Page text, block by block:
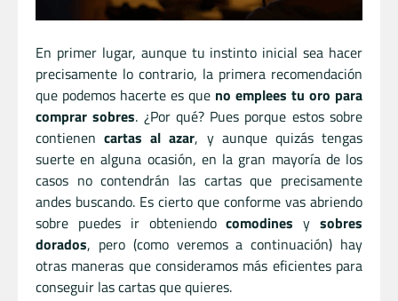
En primer lugar, aunque tu instinto inicial sea hacer
precisamente lo contrario, la primera recomendación
que podemos hacerte es que no emplees tu oro para
comprar sobres. ¿Por qué? Pues porque estos sobre
contienencartas al azar, y aunque quizás tengas
suerte en alguna ocasión, en la gran mayoría de los
casos no contendrán las cartas que precisamente
andes buscando. Es cierto que conforme vas abriendo
sobre puedes ir obteniendocomodines ysobres
dorados, pero (como veremos a continuación) hay
otras maneras que consideramos más eficientes para
conseguir las cartas que quieres.